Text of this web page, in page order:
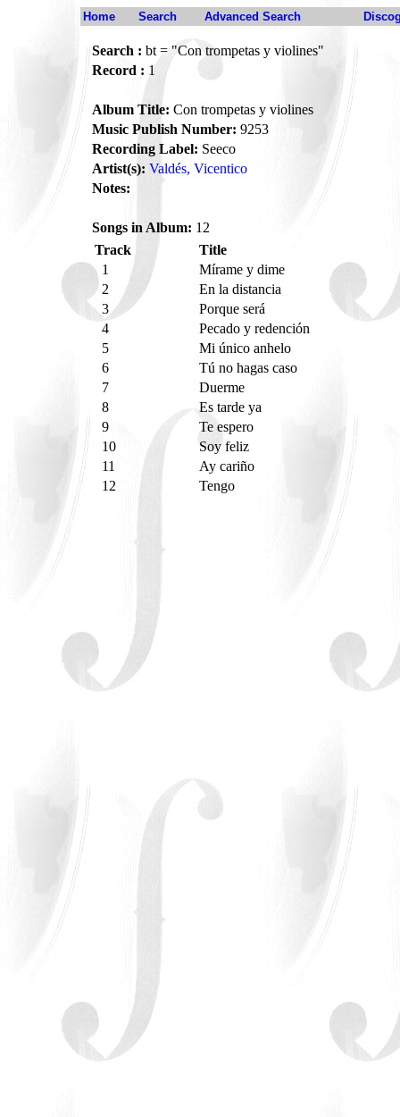
Home Search Advanced Search
Search : bt = "Con trompetas y violines"
Record : 1
Album Title: Con trompetas y violines
Music Publish Number: 9253
Recording Label: Seeco
Artist(s): Valdés, Vicentico
Notes:
Songs in Album: 12
Track
Title
1
Mírame y dime
2
En la distancia
3
Porque será
4
Pecado y redención
5
Mi único anhelo
6
Tú no hagas caso
7
Duerme
8
Es tarde ya
9
Te espero
10
Soy feliz
11
Ay cariño
12
Tengo